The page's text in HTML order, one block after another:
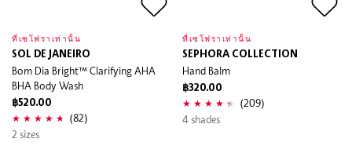
ที่เซโฟราเท่านั้น
SOL DE JANEIRO
Bom Dia Bright™ Clarifying AHA
BHA Body Wash
฿520.00
(82)
2 sizes
ที่เซโฟราเท่านั้น
SEPHORA COLLECTION
Hand Balm
฿320.00
(209)
4 shades